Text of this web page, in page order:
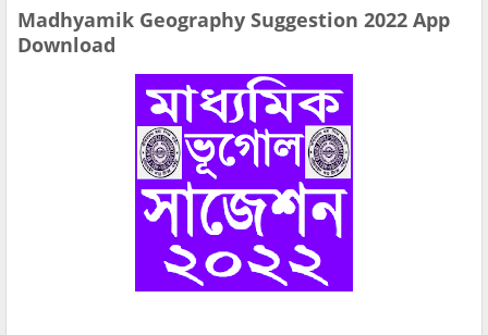
Madhyamik Geography Suggestion 2022 App
Download